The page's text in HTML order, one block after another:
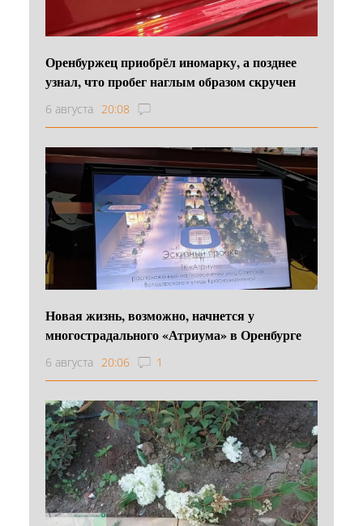
Оренбуржец приобрёл иномарку, а позднее
узнал, что пробег наглым образом скручен
6 августа 20:08
Новая жизнь, возможно, начнется у
многострадального «Атриума» в Оренбурге
6 августа 20:06 1